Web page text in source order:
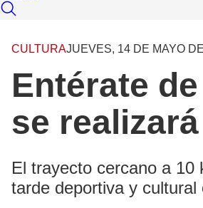
CULTURAJUEVES, 14 DE MAYO
Entérate
se
El trayecto cercano a 10
tarde deportiva y